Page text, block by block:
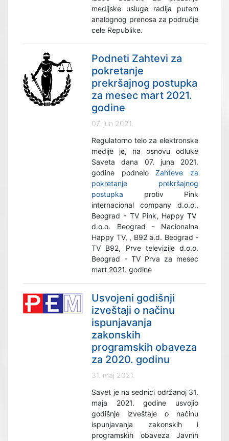
medijske usluge radija putem
analognog prenosa za područje
cele Republike.
Podneti Zahtevi za
pokretanje
prekršajnog postupka
za mesec mart 2021.
godine
07. jun 2021.
Regulatorno telo za elektronske
medije je, na osnovu odluke
Saveta dana 07. juna 2021.
godine podneloZahteve za
pokretanje prekršajnog
postupka protiv Pink
internacional company d.o.o.,
Beograd - TV Pink, Happy TV
d.o.o. Beograd - Nacionalna
Happy TV, , B92 a.d. Beograd -
TV B92, Prve televizije d.o.o.
Beograd - TV Prva za mesec
mart 2021. godine
Usvojeni godišnji
izveštaji o načinu
ispunjavanja
zakonskih
programskih obaveza
za 2020. godinu
31. maj 2021.
Savet je na sednici održanoj 31.
maja 2021. godine usvojio
godišnje izveštaje o načinu
ispunjavanja zakonskih i
programskih obaveza Javnih